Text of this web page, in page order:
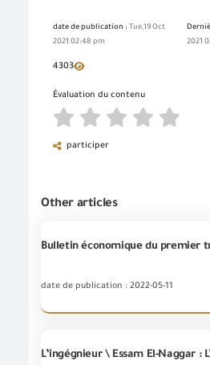
date de publication : Tue,19 Oct
2021 02:48 pm
2021
4303
Évaluation du contenu
participer
Other articles
date de publication : 2022-05-11